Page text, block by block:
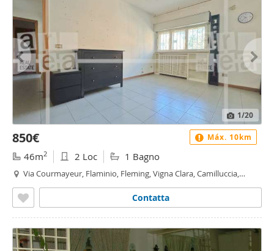
1/20
850€
46m2 2 Loc 1 Bagno
Via Courmayeur, Flaminio, Fleming, Vigna Clara, Camilluccia,
Contatta
Máx. 10km